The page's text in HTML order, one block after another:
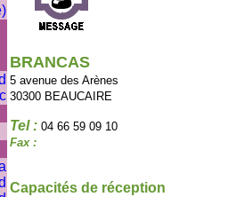
BRANCAS
5 avenue des Arènes
30300 BEAUCAIRE
Tel : 04 66 59 09 10
Fax :
Capacités de réception